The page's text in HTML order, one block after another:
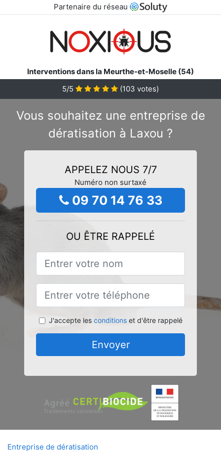
Partenaire du réseau
Interventions dans la Meurthe-et-Moselle (54)
5/5
(103 votes)
Vous souhaitez une entreprise de
dératisation à Laxou ?
APPELEZ NOUS 7/7
Numéro non surtaxé
09 70 14 76 33
OU ÊTRE RAPPELÉ
J'accepte les conditionset d'être rappelé
Envoyer
Entreprise de dératisation